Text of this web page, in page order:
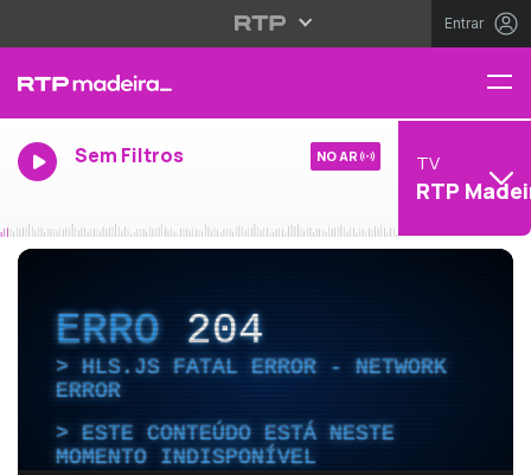
Entrar
Sem Filtros NO AR TV
RTP
ERRO204
HLS.JS FATAL ERROR - NETWORK
ERROR
ESTE CONTEÚDO ESTÁ NESTE
MOMENTO INDISPONÍVEL